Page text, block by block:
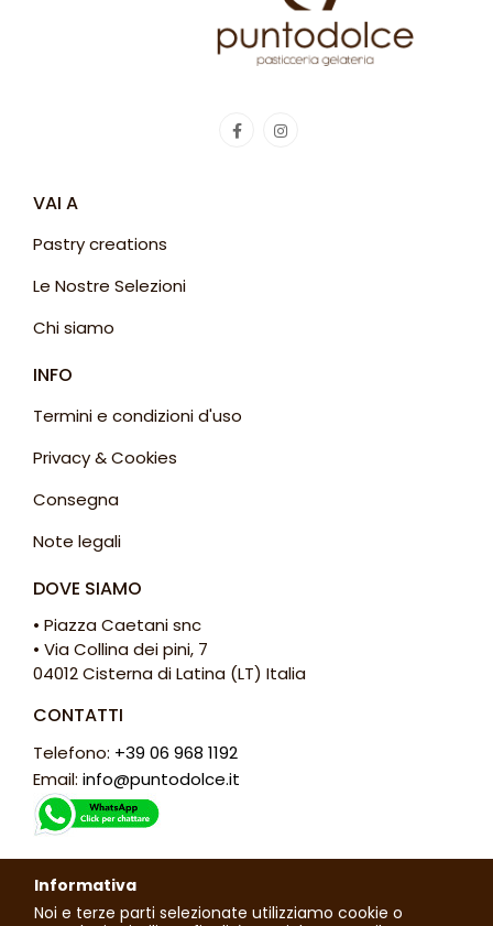
VAI A
Pastry creations
Le Nostre Selezioni
Chi siamo
INFO
Termini e condizioni d'uso
Privacy & Cookies
Consegna
Note legali
DOVE SIAMO
• Piazza Caetani snc
• Via Collina dei pini, 7
04012 Cisterna di Latina (LT) Italia
CONTATTI
Telefono: +39 06 968 1192
Email: info@puntodolce.it
ORARI
Lunedì: chiuso
Informativa
Noi e terze parti selezionate utilizziamo cookie o